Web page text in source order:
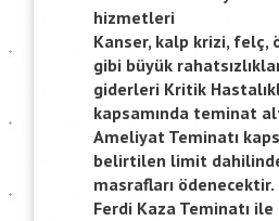
hizmetleri
Kanser, kalp krizi, felç,
gibi büyük
giderleri Kritik
kapsamında teminat
Ameliyat Teminatı
belirtilen limit
masrafları ödenecektir.
Ferdi Kaza Teminatı